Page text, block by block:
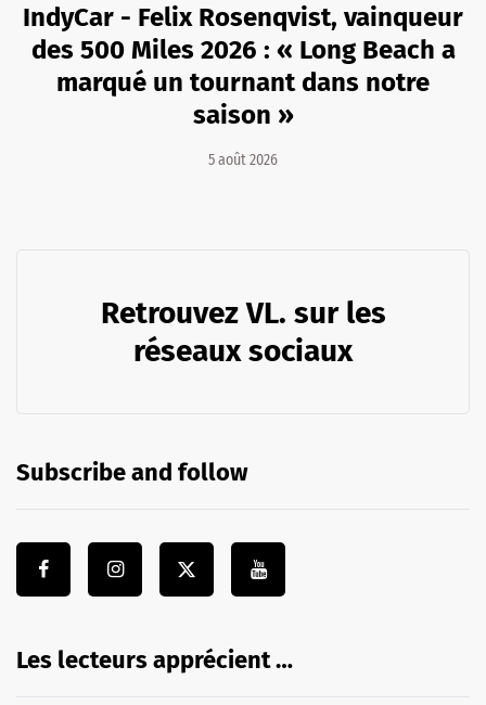
IndyCar - Felix Rosenqvist, vainqueur
des 500 Miles 2026 : « Long Beach a
marqué un tournant dans notre
saison »
5 août 2026
Retrouvez VL. sur les
réseaux sociaux
Subscribe and follow
Les lecteurs apprécient …